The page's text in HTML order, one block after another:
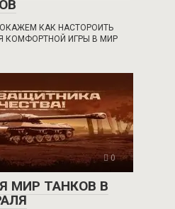
КАК НАСТОРОИТЬ
КОМФОРТНОЙ ИГРЫ В МИР
0
МИР ТАНКОВ В